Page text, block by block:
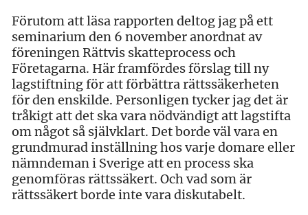
Förutom att läsa rapporten deltog jag på ett
seminarium den 6 november anordnat av
föreningen Rättvis skatteprocess och
Företagarna. Här framfördes förslag till ny
lagstiftning för att förbättra rättssäkerheten
för den enskilde. Personligen tycker jag det är
tråkigt att det ska vara nödvändigt att lagstifta
om något så självklart. Det borde väl vara en
grundmurad inställning hos varje domare eller
nämndeman i Sverige att en process ska
genomföras rättssäkert. Och vad som är
rättssäkert borde inte vara diskutabelt.